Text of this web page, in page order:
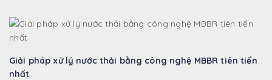
Giải pháp xử lý nước thải bằng công nghệ MBBR tiên tiến
nhất